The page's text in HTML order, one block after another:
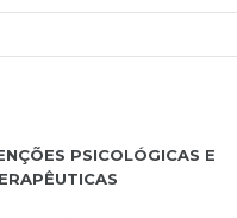
PSICOLÓGICAS E